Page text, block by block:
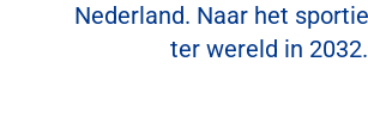
Nederland. Naar het
ter wereld in 2032.